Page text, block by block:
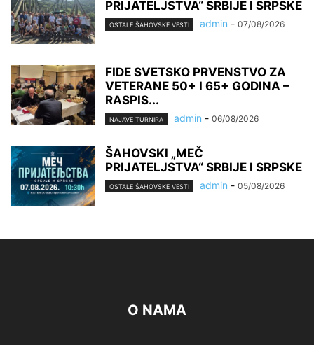
PRIJATELJSTVA“ SRBIJE I SRPSKE
OSTALE ŠAHOVSKE VESTI admin - 07/08/2026
FIDE SVETSKO PRVENSTVO ZA
VETERANE 50+ I 65+ GODINA –
RASPIS...
NAJAVE TURNIRA admin - 06/08/2026
ŠAHOVSKI „MEČ
PRIJATELJSTVA“ SRBIJE I SRPSKE
OSTALE ŠAHOVSKE VESTI admin - 05/08/2026
O NAMA